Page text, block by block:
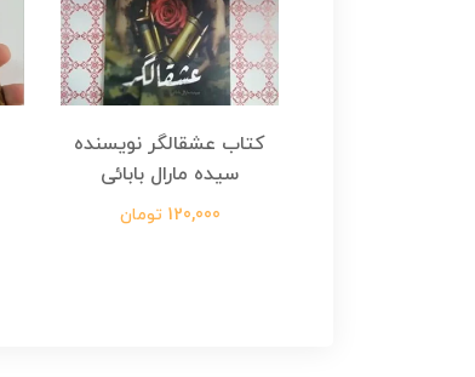
کتاب عشقالگر نویسنده
سیده مارال بابائی
120,000 تومان